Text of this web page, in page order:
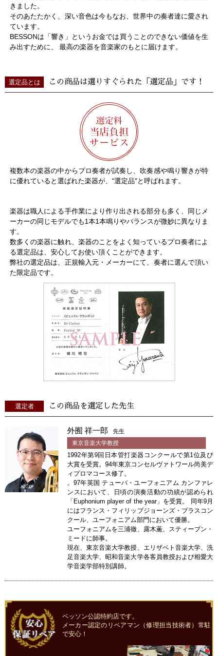
きました。
そのあたたかく、深い音色は今もなお、世界中の奏者達に愛され
ています。
BESSONは「響き」というお金では買うことのできない価値を生
み出すために、 最高の楽器を音楽家のもとに届けます。
選定品とは この商品は選りすぐられた「選定品」です！
複数本の楽器の中からプロ奏者が試奏し、吹奏感や鳴り響きが特
に優れていると選ばれた楽器が、"選定品"と呼ばれます。
楽器は職人による手作業により作り出される部分も多く、同じメ
ーカーの同じモデルでも1本1本鳴りやバランスが微妙に異なりま
す。
数多くの楽器に触れ、楽器のことをよく知っているプロ奏者によ
る選定品は、安心してお使い頂くことができます。
弊社の選定品は、正規輸入元・メーカーにて、奏者に選んで頂い
た限定品です。
選定者 この商品を選定した先生
外囿 祥一郎
先生
東京音楽大学教授
1992年第9回日本管打楽器コンクールで第1位及び
大賞を受賞。94年東京コンセルヴァトワール尚美デ
ィプロマコース修了。
。97年英国 テューバ・ユーフォニアム カンファレ
ンスにおいて、日頃の演奏活動の功績が認められ
「Euphonium player of the year」を受賞。 同年9月
にはフランス・フィリップジョーンズ・ブラスコン
クール、ユーフォニアム部門において優勝。
ユーフォニアムを三浦徹、露木薫、スティーブン・
ミードに師事。
現在、東京音楽大学教授、エリザベト音楽大学、洗
足音楽大学、昭和音楽大学各客員教授および相愛大
学音楽学部特別講師。
ベッソン公認特約店です。
メーカー認定のリペアマン（修理担当技術者）常駐
で安心！